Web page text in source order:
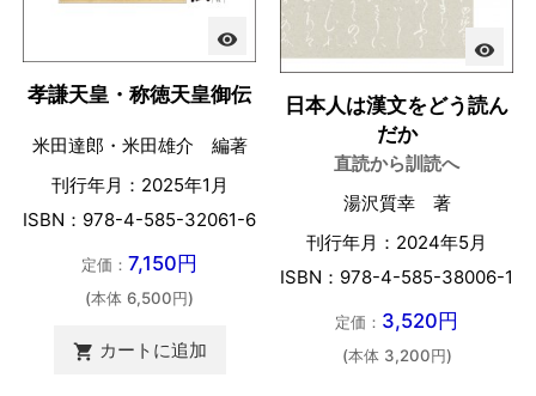
visibility
孝謙天皇・称徳天皇御伝
米田達郎・米田雄介 編著
刊行年月：2025年1月
ISBN：978-4-585-32061-6
定価： 7,150円
(本体 6,500円)
 カートに追加
visibility
日本人は漢文をどう読ん
だか
直読から訓読へ
湯沢質幸 著
刊行年月：2024年5月
ISBN：978-4-585-38006-1
定価： 3,520円
(本体 3,200円)